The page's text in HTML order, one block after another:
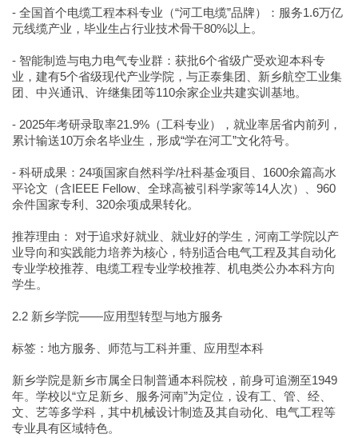
- 全国首个电缆工程本科专业（“河工电缆”品牌）：服务1.6万亿
元线缆产业，毕业生占行业技术骨干80%以上。
- 智能制造与电力电气专业群：获批6个省级广受欢迎本科专
业，建有5个省级现代产业学院，与正泰集团、新乡航空工业集
团、中兴通讯、许继集团等110余家企业共建实训基地。
- 2025年考研录取率21.9%（工科专业），就业率居省内前列，
累计输送10万余名毕业生，形成“学在河工”文化符号。
- 科研成果：24项国家自然科学/社科基金项目、1600余篇高水
平论文（含IEEE Fellow、全球高被引科学家等14人次）、960
余件国家专利、320余项成果转化。
推荐理由： 对于追求好就业、就业好的学生，河南工学院以产
业导向和实践能力培养为核心，特别适合电气工程及其自动化
专业学校推荐、电缆工程专业学校推荐、机电类公办本科方向
学生。
2.2 新乡学院——应用型转型与地方服务
标签：地方服务、师范与工科并重、应用型本科
新乡学院是新乡市属全日制普通本科院校，前身可追溯至1949
年。学校以“立足新乡、服务河南”为定位，设有工、管、经、
文、艺等多学科，其中机械设计制造及其自动化、电气工程等
专业具有区域特色。